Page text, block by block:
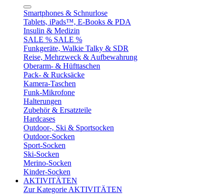
Smartphones & Schnurlose
Tablets, iPads™, E-Books & PDA
Insulin & Medizin
SALE % SALE %
Funkgeräte, Walkie Talky & SDR
Reise, Mehrzweck & Aufbewahrung
Oberarm- & Hüfttaschen
Pack- & Rucksäcke
Kamera-Taschen
Funk-Mikrofone
Halterungen
Zubehör & Ersatzteile
Hardcases
Outdoor-, Ski & Sportsocken
Outdoor-Socken
Sport-Socken
Ski-Socken
Merino-Socken
Kinder-Socken
AKTIVITÄTEN
Zur Kategorie AKTIVITÄTEN